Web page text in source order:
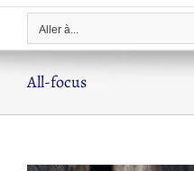
Aller à...
All-focus